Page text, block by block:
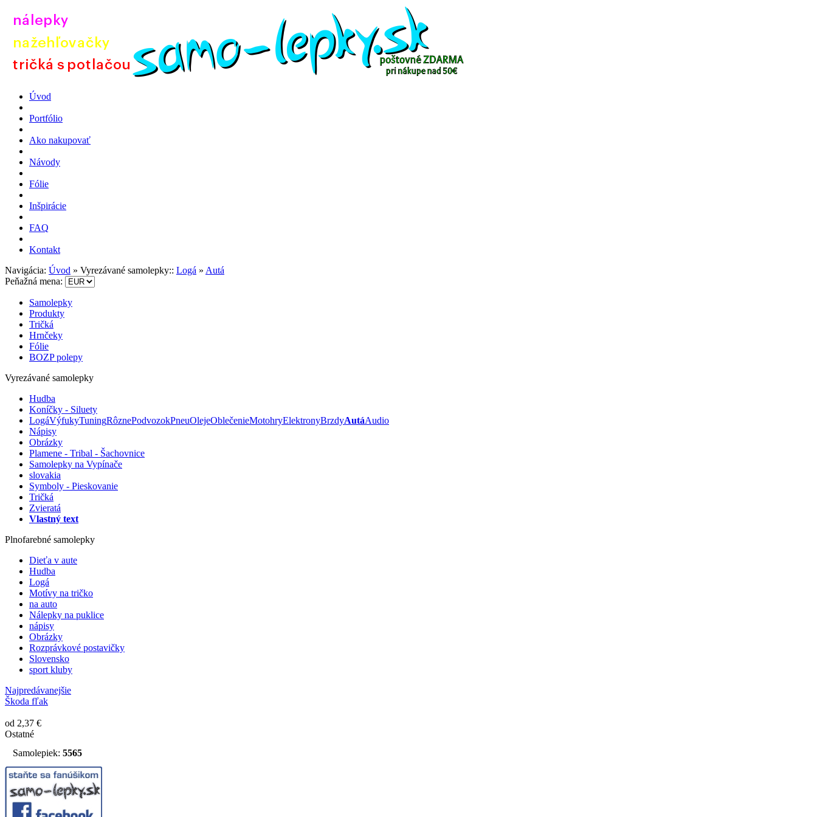
Úvod
Portfólio
Ako nakupovať
Návody
Fólie
Inšpirácie
FAQ
Kontakt
Navigácia: Úvod » Vyrezávané samolepky:: Logá » Autá
Peňažná mena:
Samolepky
Produkty
Tričká
Hrnčeky
Fólie
BOZP polepy
Vyrezávané samolepky
Hudba
Koníčky - Siluety
LogáVýfukyTuningRôznePodvozokPneuOlejeOblečenieMotohryElektronyBrzdyAutáAudio
Nápisy
Obrázky
Plamene - Tribal - Šachovnice
Samolepky na Vypínače
slovakia
Symboly - Pieskovanie
Tričká
Zvieratá
Vlastný text
Plnofarebné samolepky
Dieťa v aute
Hudba
Logá
Motívy na tričko
na auto
Nálepky na puklice
nápisy
Obrázky
Rozprávkové postavičky
Slovensko
sport kluby
Najpredávanejšie
Škoda fľak
od 2,37 €
Ostatné
Samolepiek: 5565